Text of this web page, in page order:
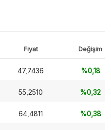
Fiyat Değişim
47,7436 %0,18
55,2510 %0,32
64,4811 %0,38